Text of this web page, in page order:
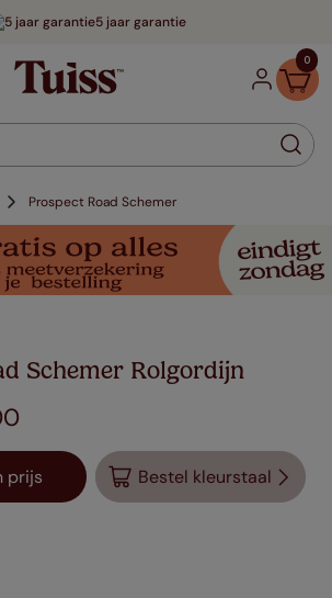
5 jaar garantie
0
Prospect Road Schemer
Schemer Rolgordijn
prijs Bestel kleurstaal